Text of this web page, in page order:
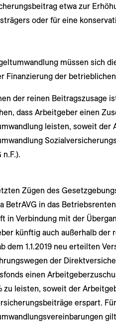
etwa zur
oder für eine
müssen sich
Finanzierung der
der reinen Beitragszusage
dass Arbeitgeber einen
leisten, soweit der
n.F.).
Zügen des
BetrAVG in das
in Verbindung mit der
künftig auch außerhalb der
dem 1.1.2019 neu erteilten
der
einen
zu leisten, soweit der
erspart.